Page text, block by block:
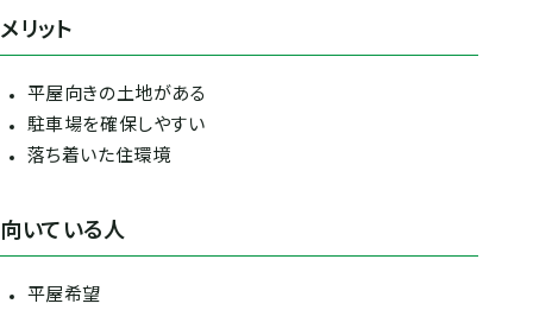
メリット
平屋向きの土地がある
駐車場を確保しやすい
落ち着いた住環境
向いている人
平屋希望